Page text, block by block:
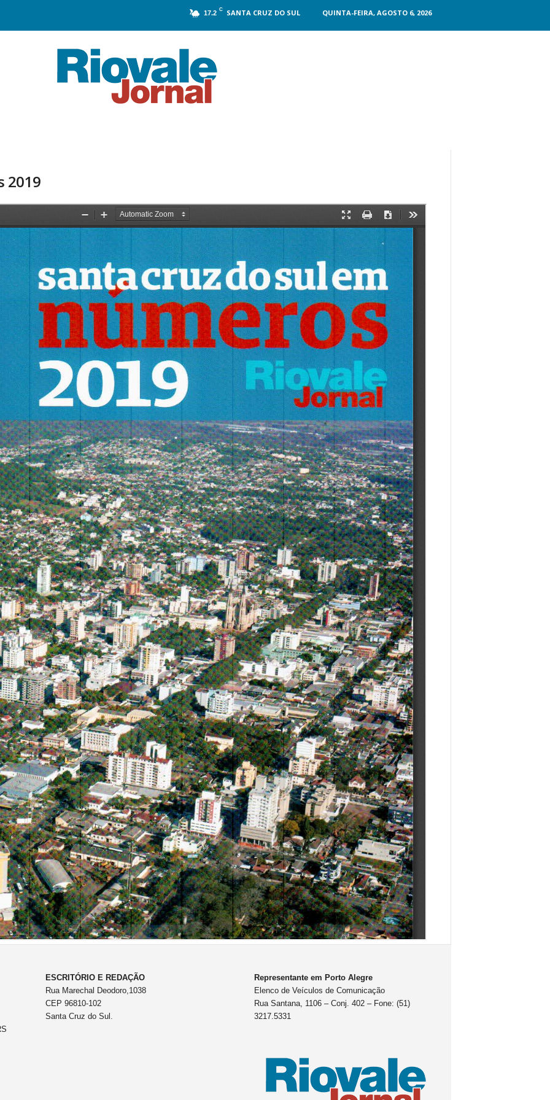
17.2 C SANTA CRUZ DO SUL QUINTA-FEIRA, AGOSTO 6, 2026
2019
ESCRITÓRIO E REDAÇÃO
Rua Marechal Deodoro,1038
CEP 96810-102
Santa Cruz do Sul.
Representante em Porto Alegre
Elenco de Veículos de Comunicação
Rua Santana, 1106 – Conj. 402 – Fone: (51)
3217.5331